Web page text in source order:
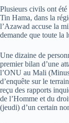
Plusieurs civils ont
Tin Hama, dans la
l’Azawad accuse la
demande que toute la
Une dizaine de
premier bilan d’une
l’ONU au Mali
d’enquête sur le
reçu des rapports
de l’Homme et du
(jeudi) d’un certain